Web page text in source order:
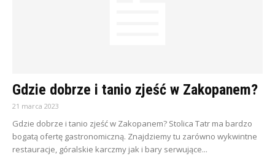
Gdzie dobrze i tanio zjeść w Zakopanem?
21 marca 2023
Gdzie dobrze i tanio zjeść w Zakopanem? Stolica Tatr ma bardzo
bogatą ofertę gastronomiczną. Znajdziemy tu zarówno wykwintne
restauracje, góralskie karczmy jak i bary serwujące...